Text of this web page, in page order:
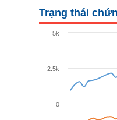
Trạng thái
0
2.5k
5k
NGUYÊN VẬT
TIÊU DÙNG
TIÊU DÙNG